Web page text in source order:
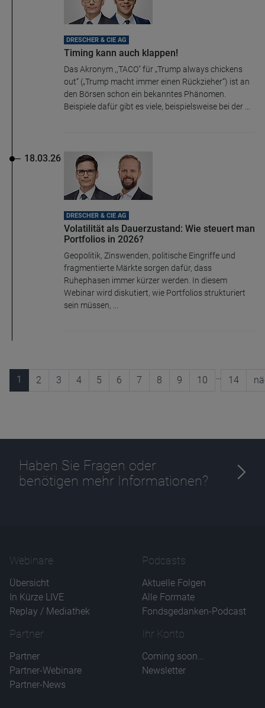
DRESCHER & CIE AG
Timing kann auch klappen!
Das Akronym ,,TACO" für „Trump always chickens
out“ („Trump macht immer einen Rückzieher“) ist an
den Börsen schon ein bekanntes Phänomen.
Beispiele dafür gibt es viele, beispielsweise bei der ...
18.03.26
DRESCHER & CIE AG
Volatilität als Dauerzustand: Wie steuert man
Portfolios in 2026?
Geopolitik, Zinswenden, politische Eingriffe und
fragmentierte Märkte sorgen dafür, dass
Ruhephasen immer kürzer werden. In diesem
Webinar wird diskutiert, wie Portfolios strukturiert
sein müssen, ...
1 2 3 4 5 6 7 8 9 10 … 14
Haben Sie Fragen oder
benötigen mehr Informationen?
Webinare
Übersicht
In Kürze LIVE
Replay / Mediathek
Podcasts
Aktuelle Folgen
Alle Formate
Fondsgedanken-Podcast
Partner
Partner
Partner-Webinare
Partner-News
Ihr Konto
Coming soon...
Newsletter